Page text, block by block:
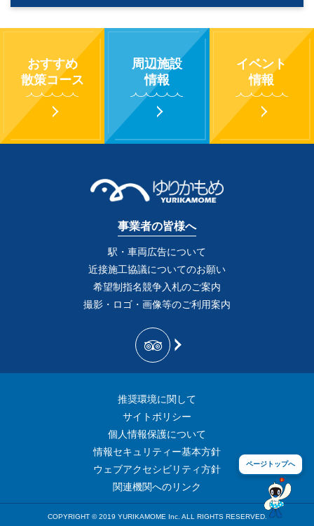
おすすめ
散策コース
周辺施設
情報
イベント
情報
ページトップへ
事業者の皆様へ
駅・車両広告について
近接施工協議についてのお願い
希望制指名競争入札のご案内
撮影・ロゴ・画像等のご利用案内
推奨環境に関して
サイトポリシー
個人情報保護について
情報セキュリティー基本方針
ウェブアクセシビリティ方針
関連機関へのリンク
COPYRIGHT © 2019 YURIKAMOME Inc. ALL RIGHTS RESERVED.